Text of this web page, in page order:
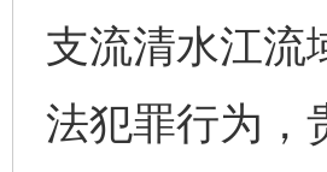
支流清水江流
法犯罪行为，